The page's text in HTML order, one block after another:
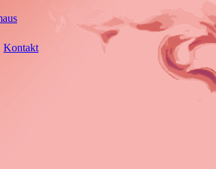
Kontakt